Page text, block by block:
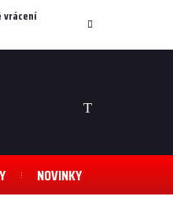
vrácení
NÁKUPNÍ
NOVINKY